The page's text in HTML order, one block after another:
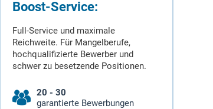
Boost-Service:
Full-Service und maximale
Reichweite. Für Mangelberufe,
hochqualifizierte Bewerber und
schwer zu besetzende Positionen.
20 - 30
garantierte Bewerbungen